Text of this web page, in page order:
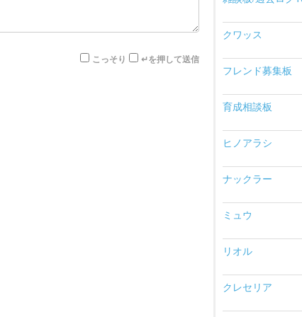
こっそり ↵を押して送信
クワッス
フレンド募集板
育成相談板
ヒノアラシ
ナックラー
ミュウ
リオル
クレセリア